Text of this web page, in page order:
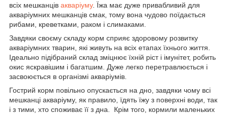
всіх мешканців акваріуму. Їжа має дуже привабливий для
акваріумних мешканців смак, тому вона чудово поїдається
рибами, креветками, раком і слимаками.
Завдяки своєму складу корм сприяє здоровому розвитку
акваріумних тварин, які живуть на всіх етапах їхнього життя.
Ідеально підібраний склад зміцнює їхній ріст і імунітет, робить
окис яскравішим і багатшим. Дуже легко перетравлюється і
засвоюється в організмі акваріумів.
Гострий корм повільно опускається на дно, завдяки чому всі
мешканці акваріуму, як правило, їдять їжу з поверхні води, так
і з тими, хто споживає її з дна. Крім того, кормили маленьких